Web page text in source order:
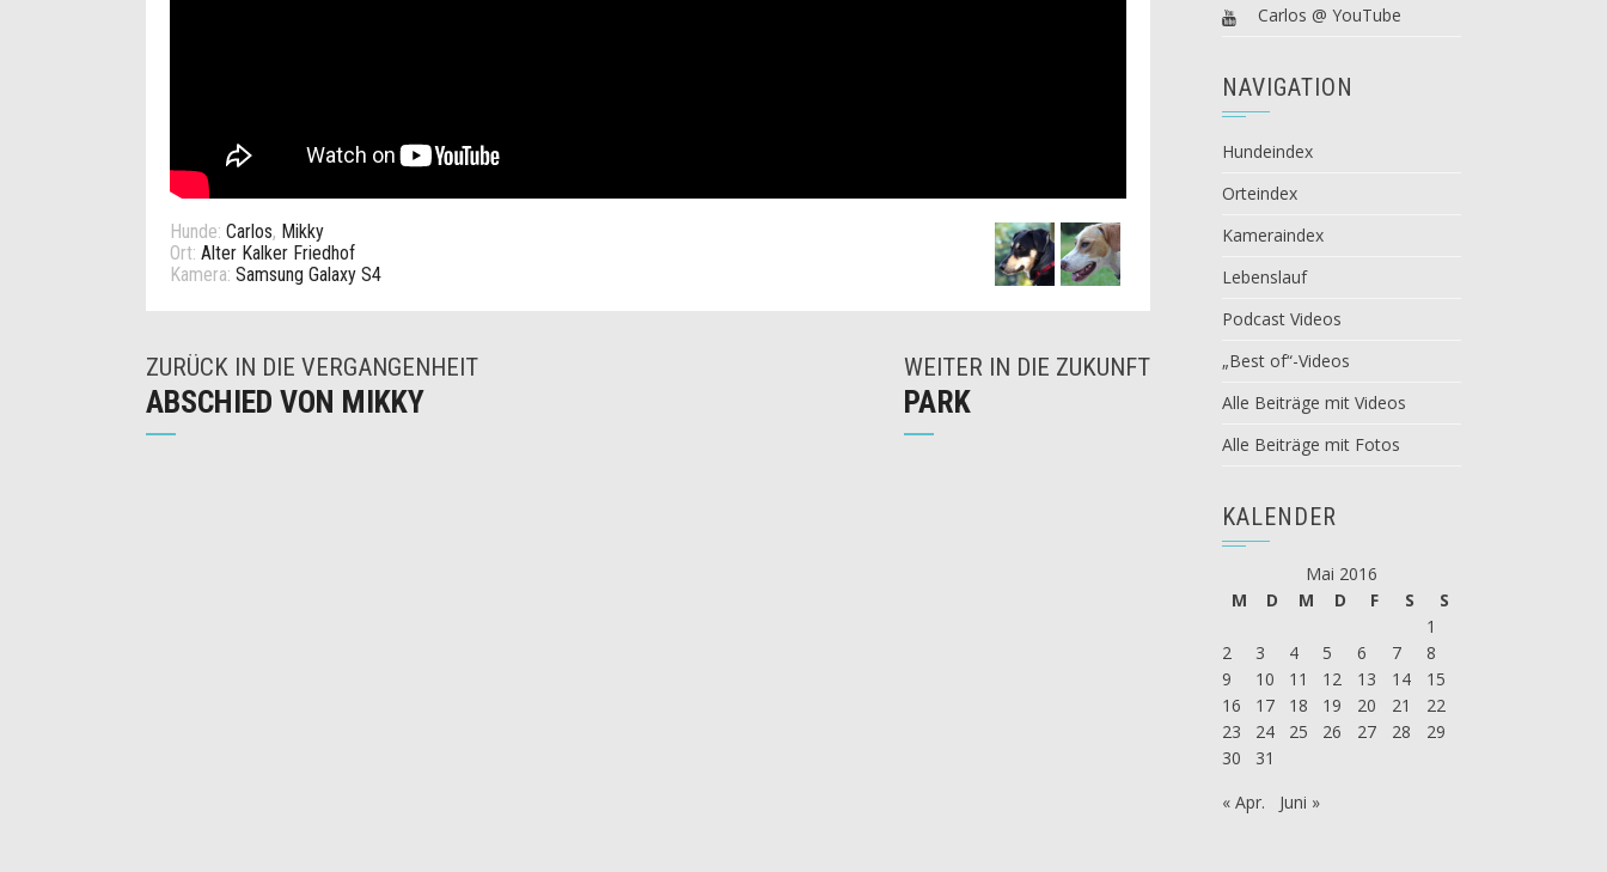
Hunde: Carlos, Mikky
Ort: Alter Kalker Friedhof
Kamera: Samsung Galaxy S4
WEITER IN DIE ZUKUNFT
PARK
ZURÜCK IN DIE VERGANGENHEIT
ABSCHIED VON MIKKY
Carlos @ YouTube
NAVIGATION
Hundeindex
Orteindex
Kameraindex
Lebenslauf
Podcast Videos
„Best of“-Videos
Alle Beiträge mit Videos
Alle Beiträge mit Fotos
KALENDER
Mai 2016
M
D M D F S
S
1
2
3 4 5 6 7
8
9
10 11 12 13 14
15
16
17 18 19 20 21
22
23
24 25 26 27 28
29
30
31
« Apr.
Juni »